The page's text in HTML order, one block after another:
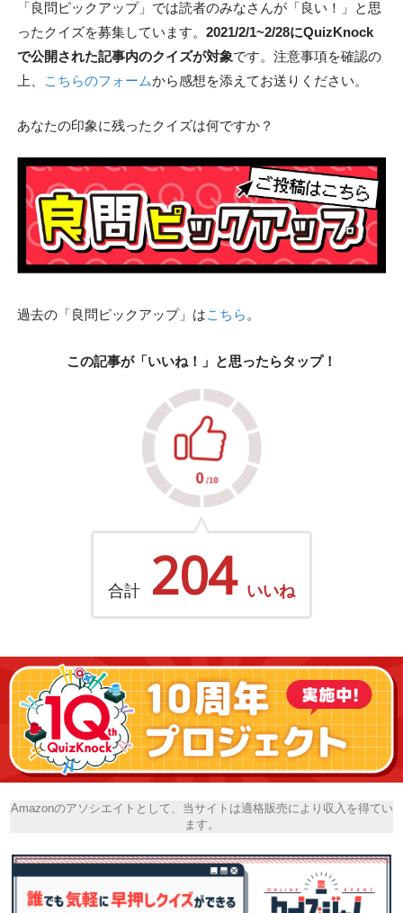
「良問ピックアップ」では読者のみなさんが「良い！」と思
ったクイズを募集しています。 2021/2/1~2/28にQuizKnock
で公開された記事内のクイズが対象です。注意事項を確認の
上、
こちらのフォームから感想を添えてお送りください。
あなたの印象に残ったクイズは何ですか？
過去の「良問ピックアップ」はこちら 。
この記事が「いいね！」と思ったらタップ！
合計 204 いいね
Amazonのアソシエイトとして、当サイトは適格販売により収入を得てい
ます。